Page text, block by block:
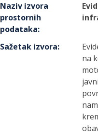
Naziv izvora
prostornih
podataka:
Sažetak izvora:
na